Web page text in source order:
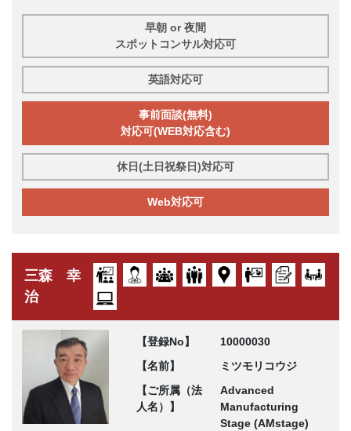
早朝 or 夜間
スポットコンサル対応可
英語対応可
事前面談(無料)
対応可(WEB対応含む)
休日(土日祝祭日)対応可
Web対応可
三森 幸
治
【登録No】
10000030
【名前】
ミツモリコウジ
【ご所属（法
人名）】
Advanced
Manufacturing
Stage (AMstage)